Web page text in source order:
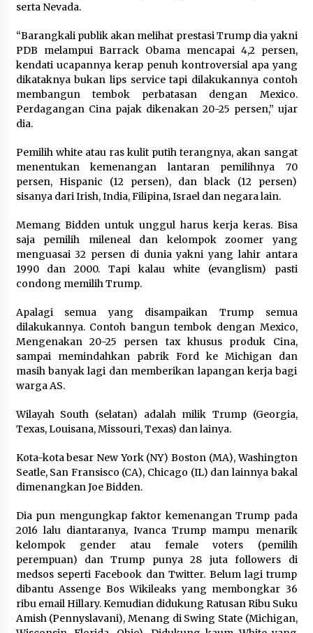
serta Nevada.
“Barangkali publik akan melihat prestasi Trump dia yakni
PDB melampui Barrack Obama mencapai 4,2 persen,
kendati ucapannya kerap penuh kontroversial apa yang
dikataknya bukan lips service tapi dilakukannya contoh
membangun tembok perbatasan dengan Mexico.
Perdagangan Cina pajak dikenakan 20-25 persen,” ujar
dia.
Pemilih white atau ras kulit putih terangnya, akan sangat
menentukan kemenangan lantaran pemilihnya 70
persen, Hispanic (12 persen), dan black (12 persen)
sisanya dari Irish, India, Filipina, Israel dan negara lain.
Memang Bidden untuk unggul harus kerja keras. Bisa
saja pemilih mileneal dan kelompok zoomer yang
menguasai 32 persen di dunia yakni yang lahir antara
1990 dan 2000. Tapi kalau white (evanglism) pasti
condong memilih Trump.
Apalagi semua yang disampaikan Trump semua
dilakukannya. Contoh bangun tembok dengan Mexico,
Mengenakan 20-25 persen tax khusus produk Cina,
sampai memindahkan pabrik Ford ke Michigan dan
masih banyak lagi dan memberikan lapangan kerja bagi
warga AS.
Wilayah South (selatan) adalah milik Trump (Georgia,
Texas, Louisana, Missouri, Texas) dan lainya.
Kota-kota besar New York (NY) Boston (MA), Washington
Seatle, San Fransisco (CA), Chicago (IL) dan lainnya bakal
dimenangkan Joe Bidden.
Dia pun mengungkap faktor kemenangan Trump pada
2016 lalu diantaranya, Ivanca Trump mampu menarik
kelompok gender atau female voters (pemilih
perempuan) dan Trump punya 28 juta followers di
medsos seperti Facebook dan Twitter. Belum lagi trump
dibantu Assenge Bos Wikileaks yang membongkar 36
ribu email Hillary. Kemudian didukung Ratusan Ribu Suku
Amish (Pennyslavani), Menang di Swing State (Michigan,